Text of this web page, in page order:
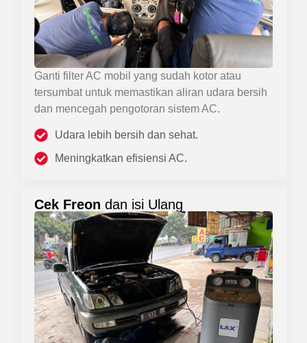
Ganti filter AC mobil yang sudah kotor atau
tersumbat untuk memastikan aliran udara bersih
dan mencegah pengotoran sistem AC.
Udara lebih bersih dan sehat.
Meningkatkan efisiensi AC.
Cek Freon dan isi Ulang